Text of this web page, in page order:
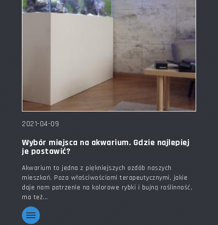
2021-04-09
Wybór miejsca na akwarium. Gdzie najlepiej
je postawić?
Akwarium to jedna z piękniejszych ozdób naszych
mieszkań. Poza właściwościami terapeutycznymi, jakie
daje nam patrzenie na kolorowe rybki i bujną roślinność,
ma też...